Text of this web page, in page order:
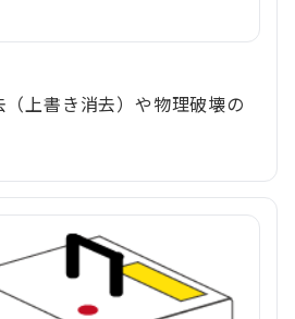
上書き消去）や物理破壊の